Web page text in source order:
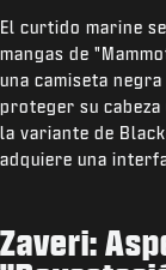
El curtido marine
mangas de
una camiseta
proteger su
la variante de
adquiere una
Zaveri: